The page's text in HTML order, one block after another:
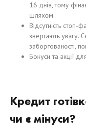
16 днів, тому
шляхом.
Відсутність стоп-
звертають увагу.
заборгованості,
Бонуси та акції
Кредит
чи є мінуси?